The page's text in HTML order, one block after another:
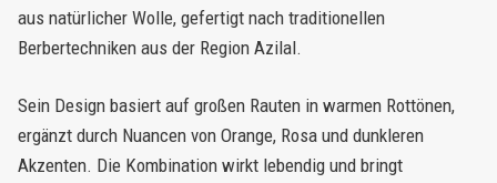
aus natürlicher Wolle, gefertigt nach traditionellen
Berbertechniken aus der Region Azilal.
Sein Design basiert auf großen Rauten in warmen Rottönen,
ergänzt durch Nuancen von Orange, Rosa und dunkleren
Akzenten. Die Kombination wirkt lebendig und bringt